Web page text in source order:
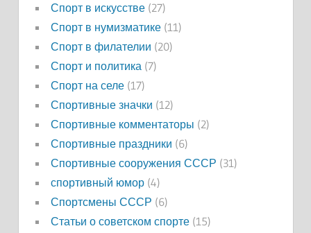
Спорт в искусстве(27)
Спорт в нумизматике(11)
Спорт в филателии (20)
Спорт и политика(7)
Спорт на селе(17)
Спортивные значки (12)
Спортивные комментаторы (2)
Спортивные праздники (6)
Спортивные сооружения СССР (31)
спортивный юмор(4)
Спортсмены СССР (6)
Статьи о советском спорте(15)